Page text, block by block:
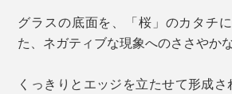
グラスの底面を、「桜」のカタチ
た、ネガティブな現象へのささやかな
くっきりとエッジを立たせて形成